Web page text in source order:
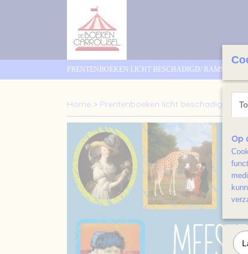
PRENTENBOEKEN LICHT BESCHADIGD/ RAMSJ
Home > Prentenboeken licht beschadigd/
Op